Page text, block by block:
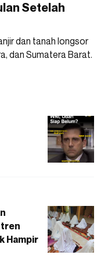
Setelah
dan tanah longsor
dan Sumatera Barat.
Hampir